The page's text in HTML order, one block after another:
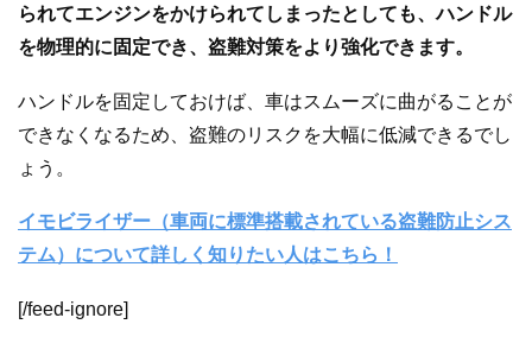
られてエンジンをかけられてしまったとしても、ハンドル
を物理的に固定でき、盗難対策をより強化できます。
ハンドルを固定しておけば、車はスムーズに曲がることが
できなくなるため、盗難のリスクを大幅に低減できるでし
ょう。
イモビライザー（車両に標準搭載されている盗難防止シス
テム）について詳しく知りたい人はこちら！
[/feed-ignore]